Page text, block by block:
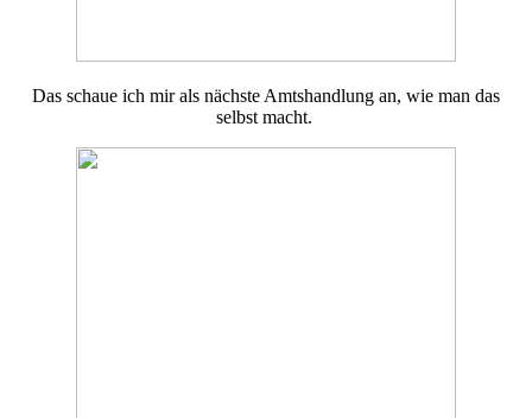
Das schaue ich mir als nächste Amtshandlung an, wie man das
selbst macht.